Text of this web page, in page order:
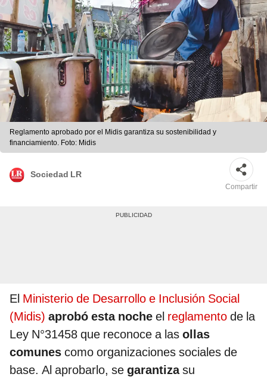
Reglamento aprobado por el Midis garantiza su sostenibilidad y
financiamiento. Foto: Midis
Sociedad LR
Compartir
El Ministerio de Desarrollo e Inclusión Social
(Midis) aprobó esta noche el reglamento de la
Ley N°31458 que reconoce a las ollas
comunes como organizaciones sociales de
base. Al aprobarlo, se garantizasu